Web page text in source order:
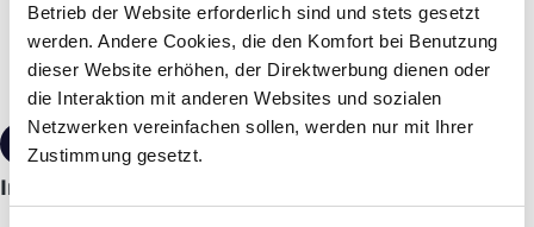
Betrieb der Website erforderlich sind und stets gesetzt
werden. Andere Cookies, die den Komfort bei Benutzung
dieser Website erhöhen, der Direktwerbung dienen oder
die Interaktion mit anderen Websites und sozialen
Netzwerken vereinfachen sollen, werden nur mit Ihrer
Zustimmung gesetzt.
149,00 €*
Imgut® Sieve set 50 kg